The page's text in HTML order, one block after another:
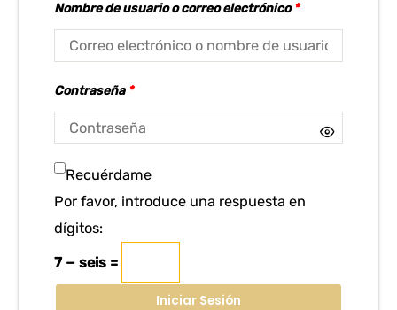
Nombre de usuario o correo electrónico*
Contraseña *
Recuérdame
Por favor, introduce una respuesta en
dígitos:
7 − seis =
Iniciar Sesión